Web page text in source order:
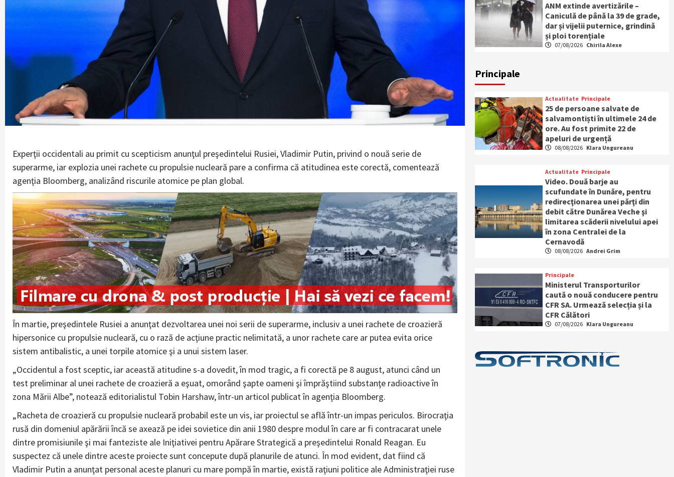
Experţii occidentali au primit cu scepticism anunţul preşedintelui Rusiei, Vladimir Putin, privind o nouă serie de
superarme, iar explozia unei rachete cu propulsie nucleară pare a confirma că atitudinea este corectă, comentează
agenţia Bloomberg, analizând riscurile atomice pe plan global.
În martie, preşedintele Rusiei a anunţat dezvoltarea unei noi serii de superarme, inclusiv a unei rachete de croazieră
hipersonice cu propulsie nucleară, cu o rază de acţiune practic nelimitată, a unor rachete care ar putea evita orice
sistem antibalistic, a unei torpile atomice şi a unui sistem laser.
„Occidentul a fost sceptic, iar această atitudine s-a dovedit, în mod tragic, a fi corectă pe 8 august, atunci când un
test preliminar al unei rachete de croazieră a eşuat, omorând şapte oameni şi împrăştiind substanţe radioactive în
zona Mării Albe”, notează editorialistul Tobin Harshaw, într-un articol publicat în agenţia Bloomberg.
„Racheta de croazieră cu propulsie nucleară probabil este un vis, iar proiectul se află într-un impas periculos. Birocraţia
rusă din domeniul apărării încă se axează pe idei sovietice din anii 1980 despre modul în care ar fi contracarat unele
dintre promisiunile şi mai fanteziste ale Iniţiativei pentru Apărare Strategică a preşedintelui Ronald Reagan. Eu
suspectez că unele dintre aceste proiecte sunt concepute după planurile de atunci. În mod evident, dat fiind că
Vladimir Putin a anunţat personal aceste planuri cu mare pompă în martie, există raţiuni politice ale Administraţiei ruse
ANM extinde avertizările –
Caniculă de până la 39 de grade,
dar și vijelii puternice, grindină
și ploi torențiale
07/08/2026 Chirila Alexe
Principale
Actualitate Principale
25 de persoane salvate de
salvamontiști în ultimele 24 de
ore. Au fost primite 22 de
apeluri de urgență
08/08/2026 Klara Ungureanu
Actualitate Principale
Video. Două barje au
scufundate în Dunăre, pentru
redirecţionarea unei părţi din
debit către Dunărea Veche şi
limitarea scăderii nivelului apei
în zona Centralei de la
Cernavodă
08/08/2026 Andrei Grim
Principale
Ministerul Transporturilor
caută o nouă conducere pentru
CFR SA. Urmează selecția și la
CFR Călători
07/08/2026 Klara Ungureanu